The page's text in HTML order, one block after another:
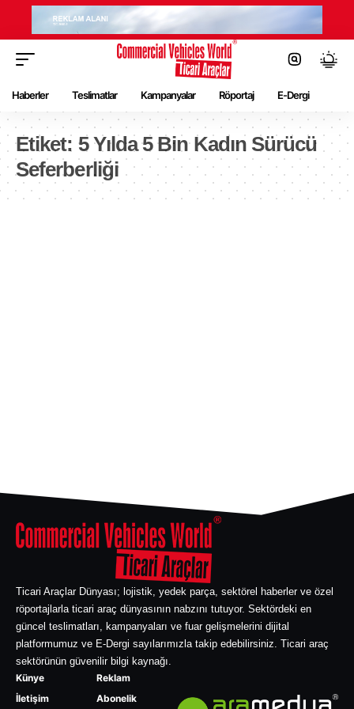
Haberler Teslimatlar Kampanyalar Röportaj E-Dergi
Etiket: 5 Yılda 5 Bin Kadın Sürücü
Seferberliği
Ticari Araçlar Dünyası; lojistik, yedek parça, sektörel haberler ve özel
röportajlarla ticari araç dünyasının nabzını tutuyor. Sektördeki en
güncel teslimatları, kampanyaları ve fuar gelişmelerini dijital
platformumuz ve E-Dergi sayılarımızla takip edebilirsiniz. Ticari araç
sektörünün güvenilir bilgi kaynağı.
Künye
İletişim
Reklam
Abonelik